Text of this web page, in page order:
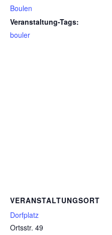
Boulen
Veranstaltung-Tags:
bouler
VERANSTALTUNGSORT
Dorfplatz
Ortsstr. 49